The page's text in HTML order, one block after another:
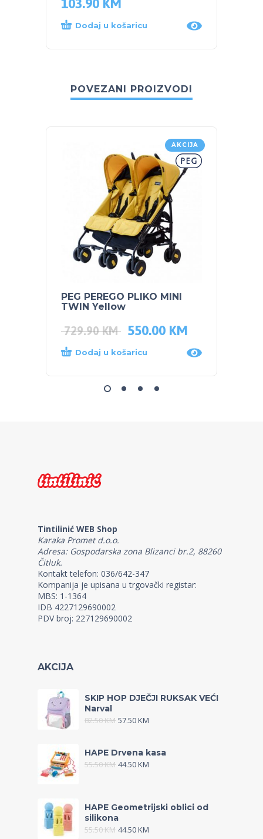
103.90 KM
Dodaj u košaricu
POVEZANI PROIZVODI
AKCIJA
PEG PEREGO PLIKO MINI
TWIN Yellow
729.90KM 550.00 KM
Dodaj u košaricu
Tintilinić WEB Shop
Karaka Promet d.o.o.
Adresa: Gospodarska zona Blizanci br.2, 88260
Čitluk.
Kontakt telefon: 036/642-347
Kompanija je upisana u trgovački registar:
MBS: 1-1364
IDB 4227129690002
PDV broj: 227129690002
AKCIJA
SKIP HOP DJEČJI RUKSAK VEĆI
Narval
82.50KM 57.50KM
HAPE Drvena kasa
55.50KM 44.50KM
HAPE Geometrijski oblici od
silikona
55.50KM 44.50KM